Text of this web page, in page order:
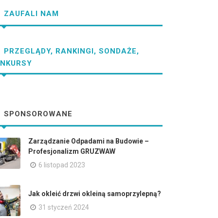
ZAUFALI NAM
PRZEGLĄDY, RANKINGI, SONDAŻE,
SPONSOROWANE
Zarządzanie Odpadami na Budowie –
Profesjonalizm GRUZWAW
6 listopad 2023
Jak okleić drzwi okleiną samoprzylepną?
31 styczeń 2024